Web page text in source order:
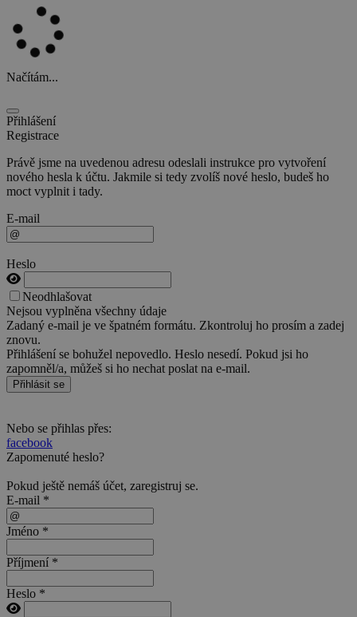
Načítám...
Přihlášení
Registrace
Právě jsme na uvedenou adresu odeslali instrukce pro vytvoření
nového hesla k účtu. Jakmile si tedy zvolíš nové heslo, budeš ho
moct vyplnit i tady.
E-mail
Heslo
Neodhlašovat
Nejsou vyplněna všechny údaje
Zadaný e-mail je ve špatném formátu. Zkontroluj ho prosím a zadej
znovu.
Přihlášení se bohužel nepovedlo. Heslo nesedí. Pokud jsi ho
zapomněl/a, můžeš si ho nechat poslat na e-mail.
Přihlásit se
Nebo se přihlas přes:
facebook
Zapomenuté heslo?
Pokud ještě nemáš účet, zaregistruj se.
E-mail *
Jméno *
Příjmení *
Heslo *